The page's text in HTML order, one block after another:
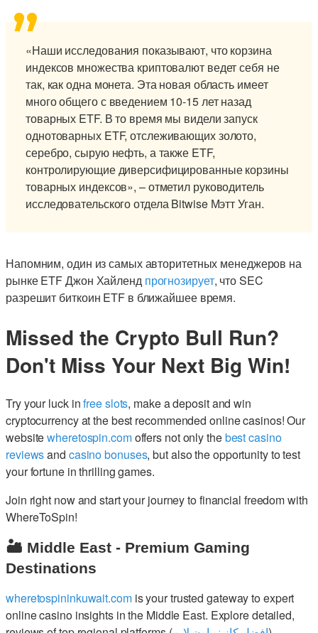
«Наши исследования показывают, что корзина
индексов множества криптовалют ведет себя не
так, как одна монета. Эта новая область имеет
много общего с введением 10-15 лет назад
товарных ETF. В то время мы видели запуск
однотоварных ETF, отслеживающих золото,
серебро, сырую нефть, а также ETF,
контролирующие диверсифицированные корзины
товарных индексов», – отметил руководитель
исследовательского отдела Bitwise Мэтт Уган.
Напомним, один из самых авторитетных менеджеров на
рынке ETF Джон Хайленд прогнозирует, что SEC
разрешит биткоин ETF в ближайшее время.
Missed the Crypto Bull Run?
Don't Miss Your Next Big Win!
Try your luck infree slots, make a deposit and win
cryptocurrency at the best recommended online casinos! Our
websitewheretospin.comoffers not only thebest casino
reviewsand casino bonuses, but also the opportunity to test
your fortune in thrilling games.
Join right now and start your journey to financial freedom with
WhereToSpin!
🏜️ Middle East - Premium Gaming
Destinations
wheretospininkuwait.comis your trusted gateway to expert
online casino insights in the Middle East. Explore detailed,